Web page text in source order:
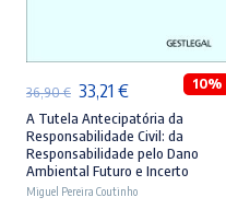
36,90€ O
preço
original
era:
33,21 €O
preço
atual
é:
10%
A Tutela Antecipatória da
Responsabilidade Civil: da
Responsabilidade pelo Dano
Ambiental Futuro e Incerto
Miguel Pereira Coutinho